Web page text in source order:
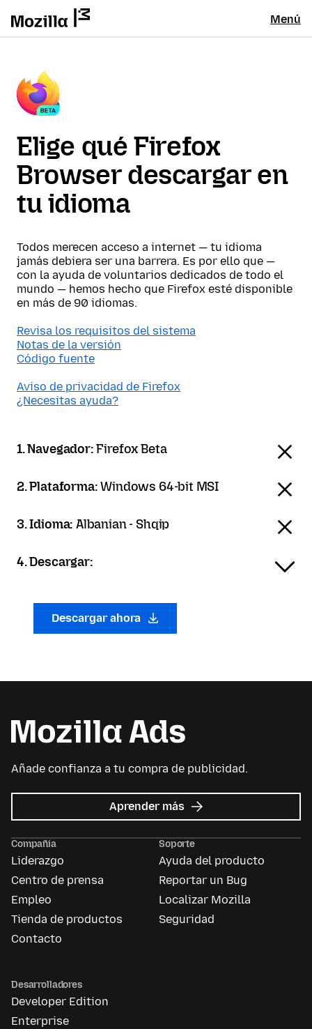
Menú
Elige qué Firefox
Browser descargar en
tu idioma
Todos merecen acceso a internet — tu idioma
jamás debiera ser una barrera. Es por ello que —
con la ayuda de voluntarios dedicados de todo el
mundo — hemos hecho que Firefox esté disponible
en más de 90 idiomas.
Revisa los requisitos del sistema
Notas de la versión
Código fuente
Aviso de privacidad de Firefox
¿Necesitas ayuda?
1. Navegador:Firefox Beta
2. Plataforma:Windows 64-bit MSI
3. Idioma:Albanian - Shqip
4. Descargar:
Descargar ahora
Añade confianza a tu compra de publicidad.
Aprender más acerca
de
Ads
Compañía
Liderazgo
Centro de prensa
Empleo
Tienda de productos
Contacto
Soporte
Ayuda del producto
Reportar un Bug
Localizar Mozilla
Seguridad
Desarrolladores
Developer Edition
Enterprise